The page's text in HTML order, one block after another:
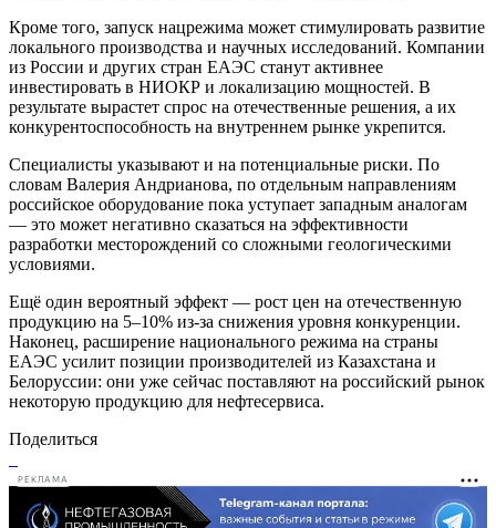
Кроме того, запуск нацрежима может стимулировать развитие
локального производства и научных исследований. Компании
из России и других стран ЕАЭС станут активнее
инвестировать в НИОКР и локализацию мощностей. В
результате вырастет спрос на отечественные решения, а их
конкурентоспособность на внутреннем рынке укрепится.
Специалисты указывают и на потенциальные риски. По
словам Валерия Андрианова, по отдельным направлениям
российское оборудование пока уступает западным аналогам
— это может негативно сказаться на эффективности
разработки месторождений со сложными геологическими
условиями.
Ещё один вероятный эффект — рост цен на отечественную
продукцию на 5–10% из‑за снижения уровня конкуренции.
Наконец, расширение национального режима на страны
ЕАЭС усилит позиции производителей из Казахстана и
Белоруссии: они уже сейчас поставляют на российский рынок
некоторую продукцию для нефтесервиса.
Поделиться
РЕКЛАМА